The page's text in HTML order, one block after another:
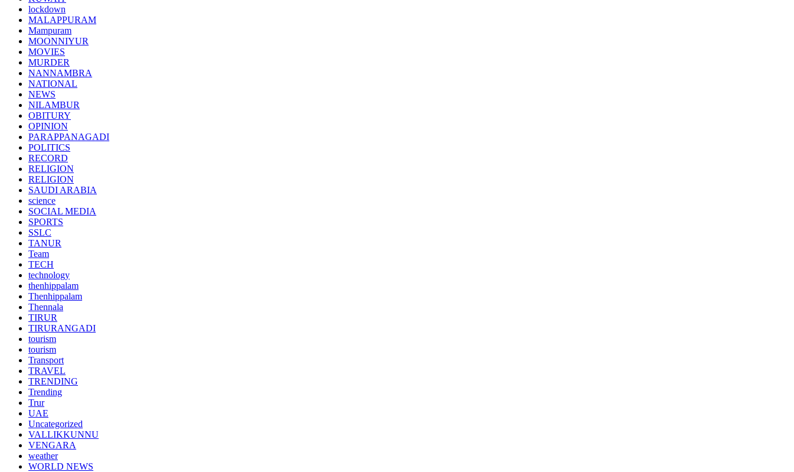
lockdown
MALAPPURAM
Mampuram
MOONNIYUR
MOVIES
MURDER
NANNAMBRA
NATIONAL
NEWS
NILAMBUR
OBITURY
OPINION
PARAPPANAGADI
POLITICS
RECORD
RELIGION
RELIGION
SAUDI ARABIA
science
SOCIAL MEDIA
SPORTS
SSLC
TANUR
Team
TECH
technology
thenhippalam
Thenhippalam
Thennala
TIRUR
TIRURANGADI
tourism
tourism
Transport
TRAVEL
TRENDING
Trending
Trur
UAE
Uncategorized
VALLIKKUNNU
VENGARA
weather
WORLD NEWS